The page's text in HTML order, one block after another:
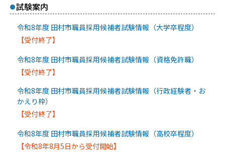
試験案内
令和8年度 田村市職員採用候補者試験情報（大学卒程度）
【受付終了】
令和8年度 田村市職員採用候補者試験情報（資格免許職）
【受付終了】
令和8年度 田村市職員採用候補者試験情報（行政経験者・お
かえり枠）
【受付終了】
令和8年度 田村市職員採用候補者試験情報（高校卒程度）
【令和8年8月5日から受付開始】